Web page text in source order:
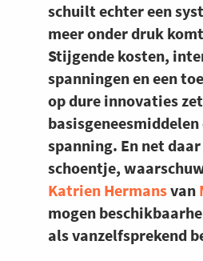
schuilt echter een
meer onder druk
Stijgende kosten,
spanningen en een
op dure innovaties
spanning. En net
schoentje,
Katrien Hermansvan
mogen
als vanzelfsprekend